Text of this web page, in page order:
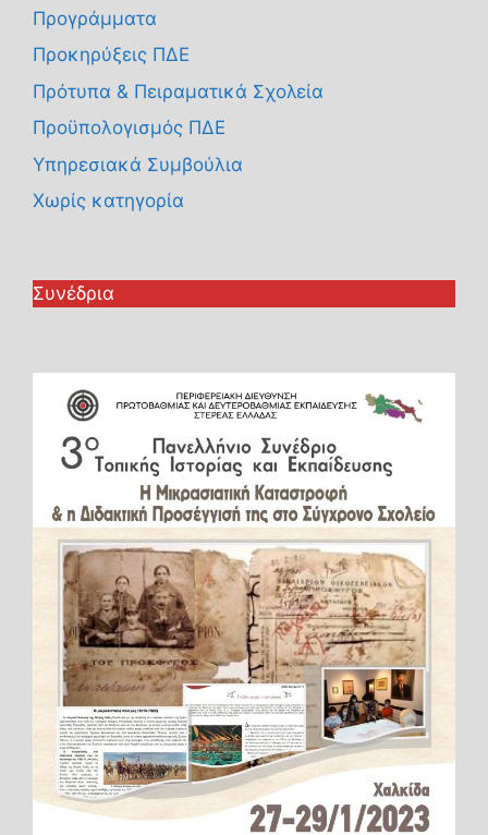
Προγράμματα
Προκηρύξεις ΠΔΕ
Πρότυπα & Πειραματικά Σχολεία
Προϋπολογισμός ΠΔΕ
Υπηρεσιακά Συμβούλια
Χωρίς κατηγορία
Συνέδρια